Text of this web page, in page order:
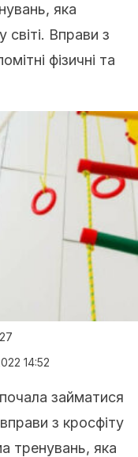
яка
Вправи з
фізичні та
14:52
займатися
з кросфіту
тренувань, яка